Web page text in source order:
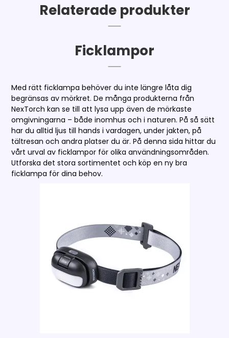
Relaterade produkter
Ficklampor
Med rätt ficklampa behöver du inte längre låta dig
begränsas av mörkret. De många produkterna från
NexTorch kan se till att lysa upp även de mörkaste
omgivningarna – både inomhus och i naturen. På så sätt
har du alltid ljus till hands i vardagen, under jakten, på
tältresan och andra platser du är. På denna sida hittar du
vårt urval av ficklampor för olika användningsområden.
Utforska det stora sortimentet och köp en ny bra
ficklampa för dina behov.